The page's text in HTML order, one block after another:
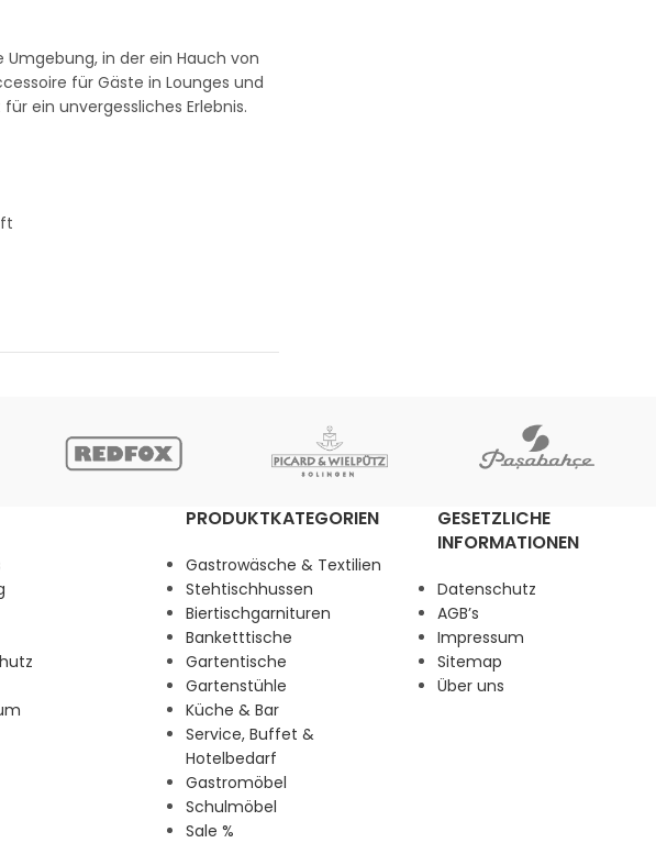
in der ein Hauch von
für Gäste in Lounges und
ein unvergessliches Erlebnis.
PRODUKTKATEGORIEN
Gastrowäsche & Textilien
Stehtischhussen
Biertischgarnituren
Banketttische
Gartentische
Gartenstühle
Küche & Bar
Service, Buffet &
Hotelbedarf
Gastromöbel
Schulmöbel
Sale %
GESETZLICHE
INFORMATIONEN
Datenschutz
AGB’s
Impressum
Sitemap
Über uns